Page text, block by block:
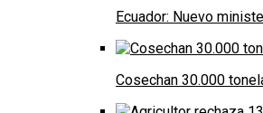
Ecuador: Nuevo
Cosechan 30.000